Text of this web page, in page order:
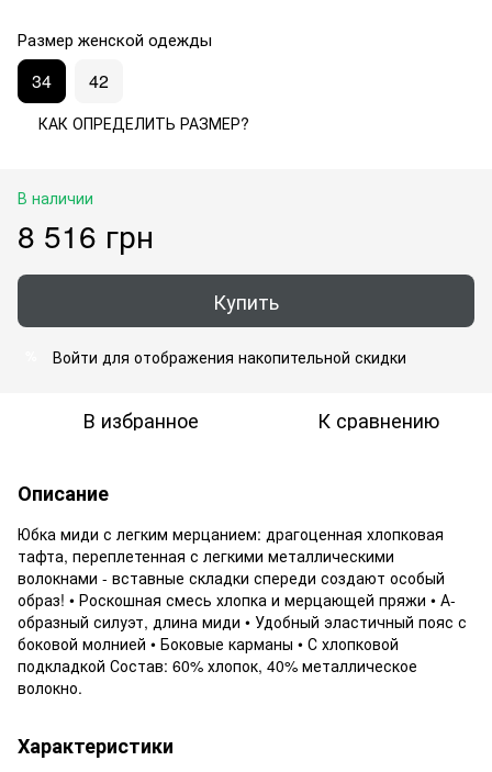
Размер женской одежды
34 42
КАК ОПРЕДЕЛИТЬ РАЗМЕР?
В наличии
8 516 грн
Купить
Войти для отображения накопительной скидки
В избранное К сравнению
Описание
Юбка миди с легким мерцанием: драгоценная хлопковая
тафта, переплетенная с легкими металлическими
волокнами - вставные складки спереди создают особый
образ! • Роскошная смесь хлопка и мерцающей пряжи • А-
образный силуэт, длина миди • Удобный эластичный пояс с
боковой молнией • Боковые карманы • С хлопковой
подкладкой Состав: 60% хлопок, 40% металлическое
волокно.
Характеристики